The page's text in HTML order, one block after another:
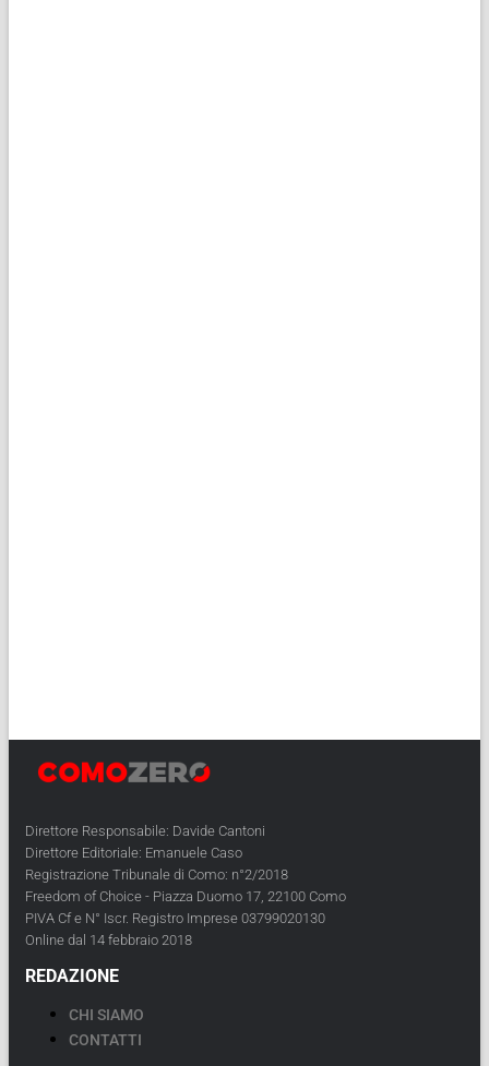
Direttore Responsabile: Davide Cantoni
Direttore Editoriale: Emanuele Caso
Registrazione Tribunale di Como: n°2/2018
Freedom of Choice - Piazza Duomo 17, 22100 Como
PIVA Cf e N° Iscr. Registro Imprese 03799020130
Online dal 14 febbraio 2018
REDAZIONE
CHI SIAMO
CONTATTI